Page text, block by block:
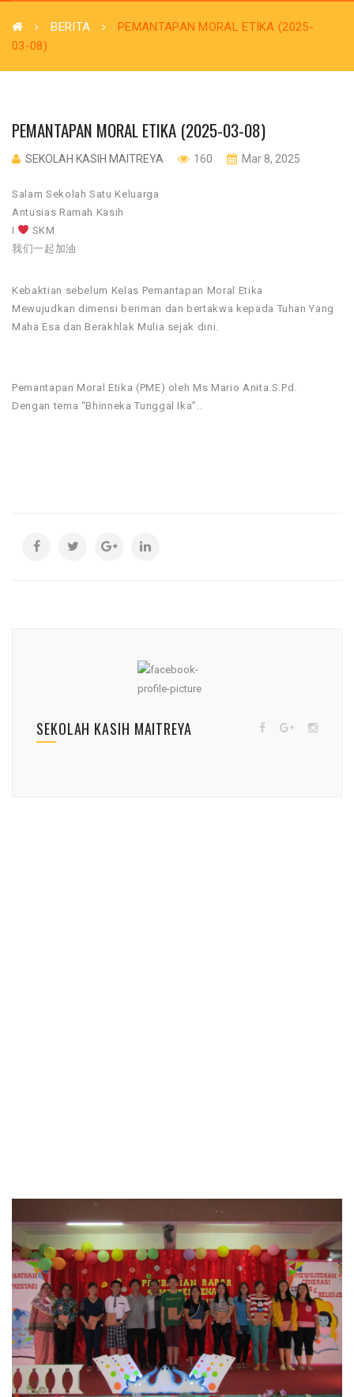
BERITA
PEMANTAPAN MORAL ETIKA (2025-
03-08)
PEMANTAPAN MORAL ETIKA (2025-03-08)
SEKOLAH KASIH MAITREYA 160 Mar 8, 2025
Salam Sekolah Satu Keluarga
Antusias Ramah Kasih
I
SKM
我们一起加油
Kebaktian sebelum Kelas Pemantapan Moral Etika
Mewujudkan dimensi beriman dan bertakwa kepada Tuhan Yang
Maha Esa dan Berakhlak Mulia sejak dini.
Pemantapan Moral Etika (PME) oleh Ms Mario Anita.S.Pd.
Dengan tema “Bhinneka Tunggal Ika”..
SEKOLAH KASIH MAITREYA